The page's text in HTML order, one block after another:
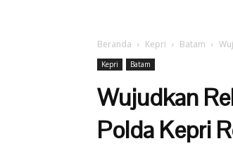
Beranda Kepri Batam
Kepri Batam
Wujudkan
Polda Kepri